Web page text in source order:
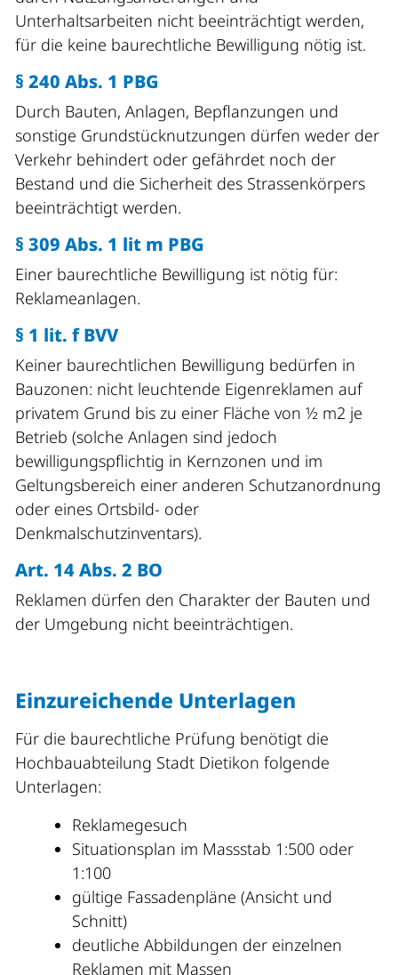
Unterhaltsarbeiten nicht beeinträchtigt werden,
für die keine baurechtliche Bewilligung nötig ist.
§ 240 Abs. 1 PBG
Durch Bauten, Anlagen, Bepflanzungen und
sonstige Grundstücknutzungen dürfen weder der
Verkehr behindert oder gefährdet noch der
Bestand und die Sicherheit des Strassenkörpers
beeinträchtigt werden.
§ 309 Abs. 1 lit m PBG
Einer baurechtliche Bewilligung ist nötig für:
Reklameanlagen.
§ 1 lit. f BVV
Keiner baurechtlichen Bewilligung bedürfen in
Bauzonen: nicht leuchtende Eigenreklamen auf
privatem Grund bis zu einer Fläche von ½ m2 je
Betrieb (solche Anlagen sind jedoch
bewilligungspflichtig in Kernzonen und im
Geltungsbereich einer anderen Schutzanordnung
oder eines Ortsbild- oder
Denkmalschutzinventars).
Art. 14 Abs. 2 BO
Reklamen dürfen den Charakter der Bauten und
der Umgebung nicht beeinträchtigen.
Einzureichende Unterlagen
Für die baurechtliche Prüfung benötigt die
Hochbauabteilung Stadt Dietikon folgende
Unterlagen:
Reklamegesuch
Situationsplan im Massstab 1:500 oder
1:100
gültige Fassadenpläne (Ansicht und
Schnitt)
deutliche Abbildungen der einzelnen
Reklamen mit Massen